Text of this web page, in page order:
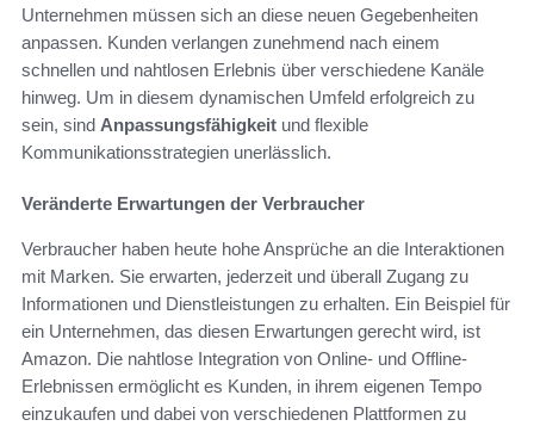
Unternehmen müssen sich an diese neuen Gegebenheiten
anpassen. Kunden verlangen zunehmend nach einem
schnellen und nahtlosen Erlebnis über verschiedene Kanäle
hinweg. Um in diesem dynamischen Umfeld erfolgreich zu
sein, sind Anpassungsfähigkeit und flexible
Kommunikationsstrategien unerlässlich.
Veränderte Erwartungen der Verbraucher
Verbraucher haben heute hohe Ansprüche an die Interaktionen
mit Marken. Sie erwarten, jederzeit und überall Zugang zu
Informationen und Dienstleistungen zu erhalten. Ein Beispiel für
ein Unternehmen, das diesen Erwartungen gerecht wird, ist
Amazon. Die nahtlose Integration von Online- und Offline-
Erlebnissen ermöglicht es Kunden, in ihrem eigenen Tempo
einzukaufen und dabei von verschiedenen Plattformen zu